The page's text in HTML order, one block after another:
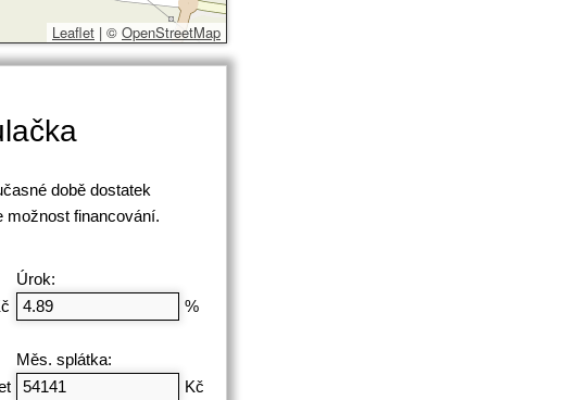
Leaflet | © OpenStreetMap
době dostatek
možnost financování.
Úrok:
%
Měs. splátka:
Kč